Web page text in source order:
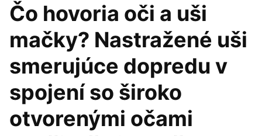
Čo hovoria oči a uši
mačky? Nastražené uši
smerujúce dopredu v
spojení so široko
otvorenými očami